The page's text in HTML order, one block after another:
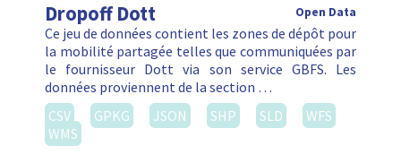
Dropoff Dott Open Data
Ce jeu de données contient les zones de dépôt pour
la mobilité partagée telles que communiquées par
le fournisseur Dott via son service GBFS. Les
données proviennent de la section …
CSV
GPKG JSON SHP SLD
WFS
WMS